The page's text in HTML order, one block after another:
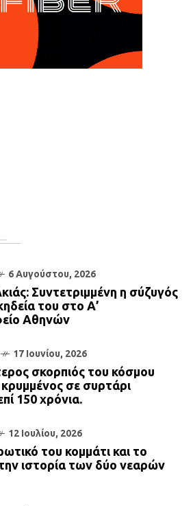
6 Αυγούστου, 2026
Συντετριμμένη η σύζυγός
του στο Α’
Αθηνών
17 Ιουνίου, 2026
σκορπιός του κόσμου
κρυμμένος σε συρτάρι
150 χρόνια.
12 Ιουλίου, 2026
του κομμάτι και το
ιστορία των δύο νεαρών